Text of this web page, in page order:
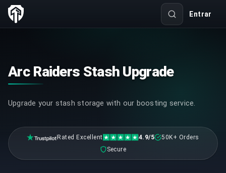
Entrar
Arc Raiders Stash Upgrade
Upgrade your stash storage with our boosting service.
Rated Excellent 4.9/5
50K+ Orders
Secure